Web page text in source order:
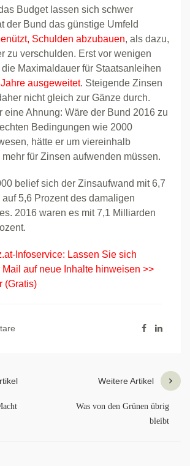
Budget lassen sich schwer
der Bund das günstige Umfeld
Schulden abzubauen, als dazu,
zu verschulden. Erst vor wenigen
Maximaldauer für Staatsanleihen
ausgeweitet. Steigende Zinsen
nicht gleich zur Gänze durch.
eine Ahnung: Wäre der Bund 2016 zu
Bedingungen wie 2000
hätte er um viereinhalb
für Zinsen aufwenden müssen.
belief sich der Zinsaufwand mit 6,7
5,6 Prozent des damaligen
2016 waren es mit 7,1 Milliarden
Infoservice: Lassen Sie sich
auf neue Inhalte hinweisen >>
(Gratis)
Weitere Artikel
Was von den Grünen übrig
bleibt